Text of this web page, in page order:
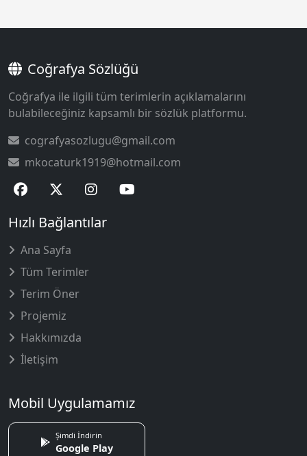
Coğrafya Sözlüğü
Coğrafya ile ilgili tüm terimlerin açıklamalarını
bulabileceğiniz kapsamlı bir sözlük platformu.
cografyasozlugu@gmail.com
mkocaturk1919@hotmail.com
Hızlı Bağlantılar
Ana Sayfa
Tüm Terimler
Terim Öner
Projemiz
Hakkımızda
İletişim
Mobil Uygulamamız
Şimdi İndirin
Google Play